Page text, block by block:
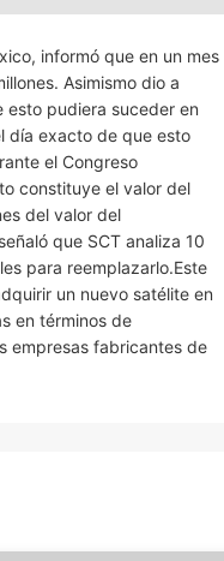
informó que en un mes
Asimismo dio a
esto pudiera suceder en
día exacto de que esto
el Congreso
constituye el valor del
del valor del
que SCT analiza 10
para reemplazarlo.Este
un nuevo satélite en
en términos de
empresas fabricantes de